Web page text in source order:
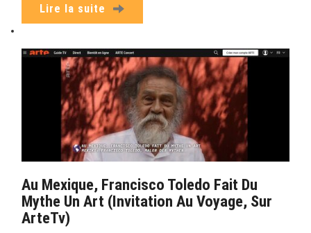
Lire la suite
Au Mexique, Francisco Toledo Fait Du
Mythe Un Art (Invitation Au Voyage, Sur
ArteTv)